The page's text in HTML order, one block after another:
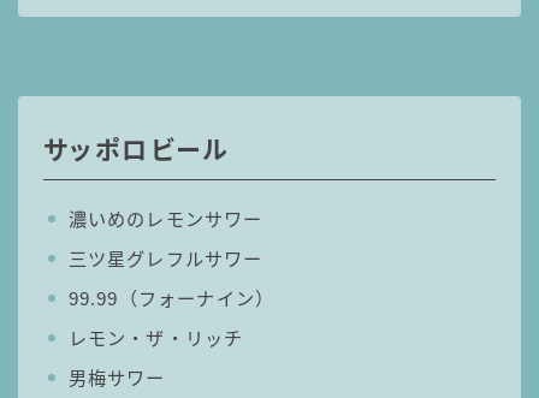
サッポロビール
濃いめのレモンサワー
三ツ星グレフルサワー
99.99（フォーナイン）
レモン・ザ・リッチ
男梅サワー